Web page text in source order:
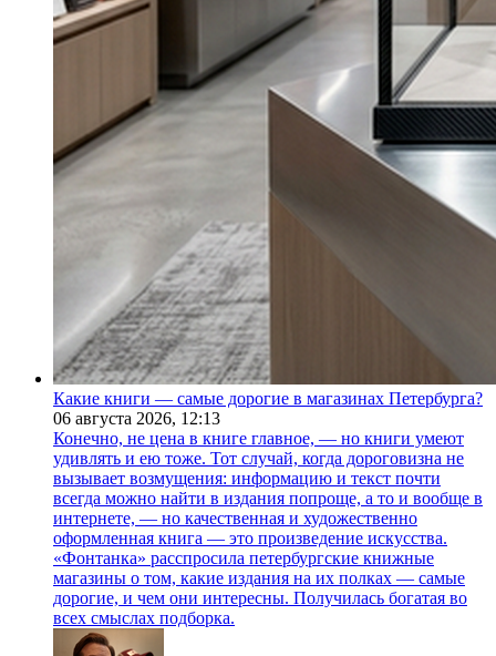
Какие книги — самые дорогие в магазинах Петербурга?
06 августа 2026, 12:13
Конечно, не цена в книге главное, — но книги умеют
удивлять и ею тоже. Тот случай, когда дороговизна не
вызывает возмущения: информацию и текст почти
всегда можно найти в издания попроще, а то и вообще в
интернете, — но качественная и художественно
оформленная книга — это произведение искусства.
«Фонтанка» расспросила петербургские книжные
магазины о том, какие издания на их полках — самые
дорогие, и чем они интересны. Получилась богатая во
всех смыслах подборка.